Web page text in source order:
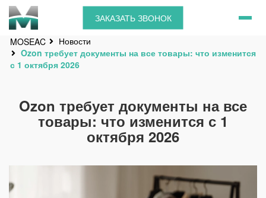
ЗАКАЗАТЬ ЗВОНОК
MOSEAC
Новости
Ozon требует документы на все товары: что изменится
с 1 октября 2026
Ozon требует документы на все
товары: что изменится с 1
октября 2026